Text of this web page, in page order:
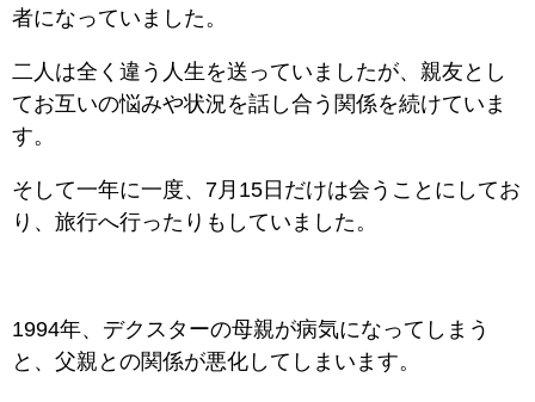
者になっていました。
二人は全く違う人生を送っていましたが、親友とし
てお互いの悩みや状況を話し合う関係を続けていま
す。
そして一年に一度、7月15日だけは会うことにしてお
り、旅行へ行ったりもしていました。
1994年、デクスターの母親が病気になってしまう
と、父親との関係が悪化してしまいます。